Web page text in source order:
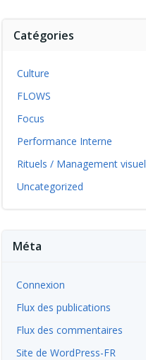
Catégories
Culture
FLOWS
Focus
Performance Interne
Rituels / Management visuel
Uncategorized
Méta
Connexion
Flux des publications
Flux des commentaires
Site de WordPress-FR